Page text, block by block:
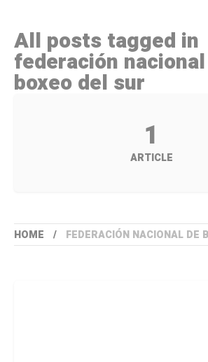
All posts tagged in
federación
boxeo del sur
1
ARTICLE
HOME FEDERACIÓN NACIONAL DE